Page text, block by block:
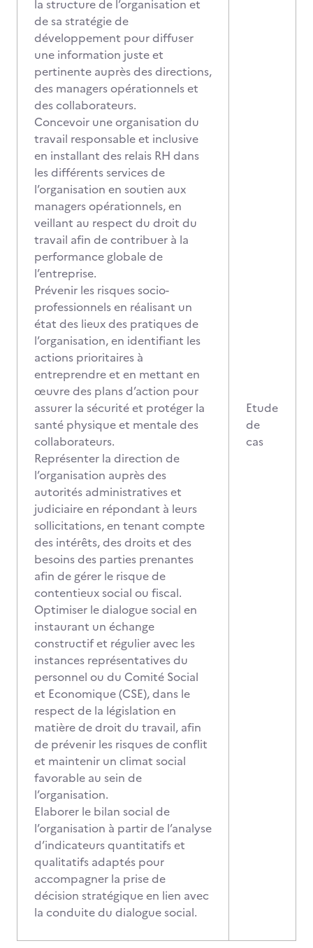
la structure de l’organisation et
de sa stratégie de
développement pour diffuser
une information juste et
pertinente auprès des directions,
des managers opérationnels et
des collaborateurs.
Concevoir une organisation du
travail responsable et inclusive
en installant des relais RH dans
les différents services de
l’organisation en soutien aux
managers opérationnels, en
veillant au respect du droit du
travail afin de contribuer à la
performance globale de
l’entreprise.
Prévenir les risques socio-
professionnels en réalisant un
état des lieux des pratiques de
l’organisation, en identifiant les
actions prioritaires à
entreprendre et en mettant en
œuvre des plans d’action pour
assurer la sécurité et protéger la
santé physique et mentale des
collaborateurs.
Représenter la direction de
l’organisation auprès des
autorités administratives et
judiciaire en répondant à leurs
sollicitations, en tenant compte
des intérêts, des droits et des
besoins des parties prenantes
afin de gérer le risque de
contentieux social ou fiscal.
Optimiser le dialogue social en
instaurant un échange
constructif et régulier avec les
instances représentatives du
personnel ou du Comité Social
et Economique (CSE), dans le
respect de la législation en
matière de droit du travail, afin
de prévenir les risques de conflit
et maintenir un climat social
favorable au sein de
l’organisation.
Elaborer le bilan social de
l’organisation à partir de l’analyse
d’indicateurs quantitatifs et
qualitatifs adaptés pour
accompagner la prise de
décision stratégique en lien avec
la conduite du dialogue social.
Etude
de
cas